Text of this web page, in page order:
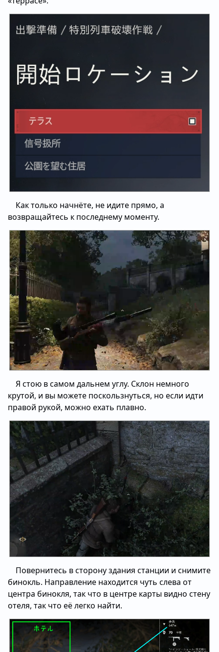
Как только начнёте, не идите прямо, а
возвращайтесь к последнему моменту.
Я стою в самом дальнем углу. Склон немного
крутой, и вы можете поскользнуться, но если идти
правой рукой, можно ехать плавно.
Повернитесь в сторону здания станции и снимите
бинокль. Направление находится чуть слева от
центра бинокля, так что в центре карты видно стену
отеля, так что её легко найти.